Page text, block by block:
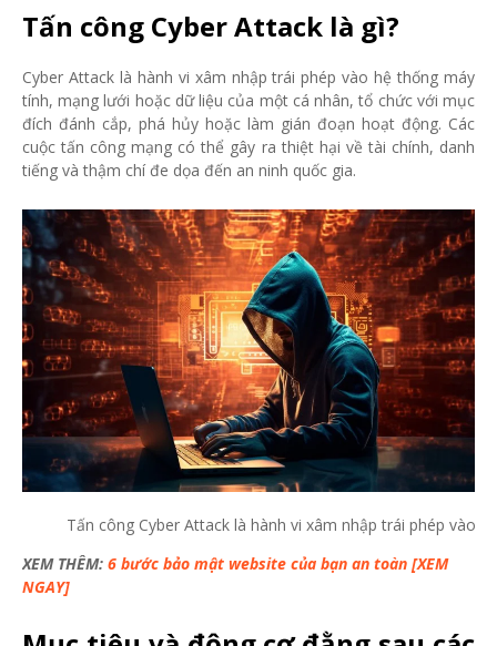
Tấn công Cyber Attack là gì?
Cyber Attack là hành vi xâm nhập trái phép vào hệ thống máy
tính, mạng lưới hoặc dữ liệu của một cá nhân, tổ chức với mục
đích đánh cắp, phá hủy hoặc làm gián đoạn hoạt động. Các
cuộc tấn công mạng có thể gây ra thiệt hại về tài chính, danh
tiếng và thậm chí đe dọa đến an ninh quốc gia.
Tấn công Cyber Attack là hành vi xâm nhập trái phép vào
XEM THÊM: 6 bước bảo mật website của bạn an toàn [XEM
NGAY]